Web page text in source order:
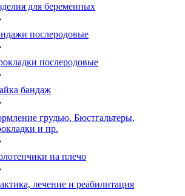
для беременных
послеродовые
послеродовые
бандаж
грудью. Бюстгальтеры,
и пр.
на плечо
лечение и реабилитация